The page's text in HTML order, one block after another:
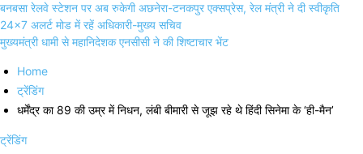
बनबसा रेलवे स्टेशन पर अब रुकेगी अछनेरा-टनकपुर एक्सप्रेस, रेल मंत्री ने दी स्वीकृति
24×7 अलर्ट मोड में रहें अधिकारी-मुख्य सचिव
मुख्यमंत्री धामी से महानिदेशक एनसीसी ने की शिष्टाचार भेंट
Home
ट्रेंडिंग
धर्मेंद्र का 89 की उम्र में निधन, लंबी बीमारी से जूझ रहे थे हिंदी सिनेमा के ‘ही-मैन’
ट्रेंडिंग